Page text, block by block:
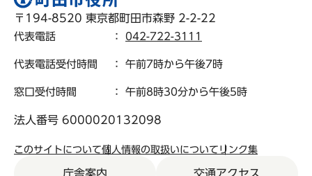
〒194-8520 東京都町田市森野 2-2-22
代表電話 ： 042-722-3111
代表電話受付時間 ： 午前7時から午後7時
窓口受付時間 ： 午前8時30分から午後5時
法人番号 6000020132098
このサイトについて個人情報の取扱いについて リンク集
庁舎案内 交通アクセス